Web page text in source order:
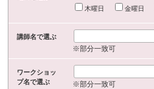
木曜日
金曜日
講師名で選ぶ
※部分一致可
ワークショッ
プ名で選ぶ
※部分一致可